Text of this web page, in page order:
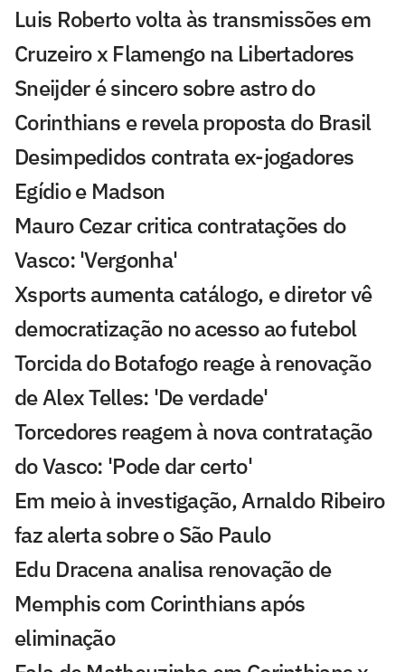
Luis Roberto volta às transmissões em
Cruzeiro x Flamengo na Libertadores
Sneijder é sincero sobre astro do
Corinthians e revela proposta do Brasil
Desimpedidos contrata ex-jogadores
Egídio e Madson
Mauro Cezar critica contratações do
Vasco: 'Vergonha'
Xsports aumenta catálogo, e diretor vê
democratização no acesso ao futebol
Torcida do Botafogo reage à renovação
de Alex Telles: 'De verdade'
Torcedores reagem à nova contratação
do Vasco: 'Pode dar certo'
Em meio à investigação, Arnaldo Ribeiro
faz alerta sobre o São Paulo
Edu Dracena analisa renovação de
Memphis com Corinthians após
eliminação